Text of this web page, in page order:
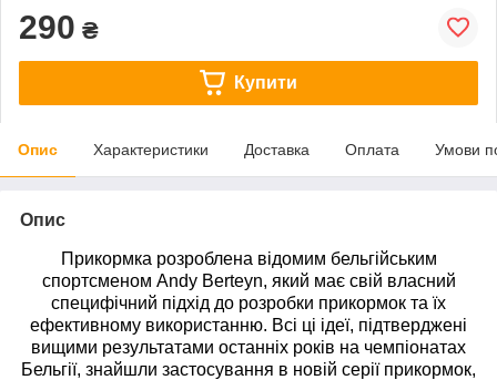
290 ₴
Купити
Опис Характеристики Доставка Оплата Умови
Опис
Прикормка розроблена відомим бельгійським
спортсменом Andy Berteyn, який має свій власний
специфічний підхід до розробки прикормок та їх
ефективному використанню. Всі ці ідеї, підтверджені
вищими результатами останніх років на чемпіонатах
Бельгії, знайшли застосування в новій серії прикормок,